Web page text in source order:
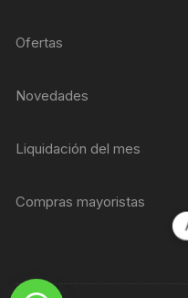
Ofertas
Novedades
Liquidación del mes
Compras mayoristas